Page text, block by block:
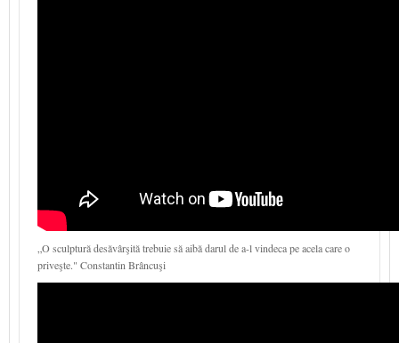
„O sculptură desăvârşită trebuie să aibă darul de a-l vindeca pe acela care o
priveşte." Constantin Brâncuşi